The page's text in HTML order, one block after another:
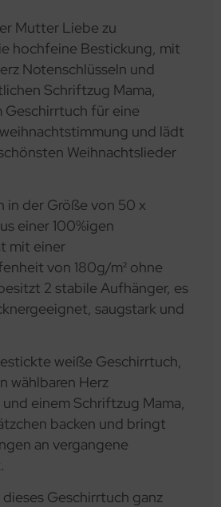
Mutter Liebe zu
hochfeine Bestickung, mit
Notenschlüsseln und
Schriftzug Mama,
Geschirrtuch für eine
und lädt
Weihnachtslieder
in der Größe von 50 x
einer 100%igen
mit einer
von 180g/m² ohne
2 stabile Aufhänger, es
saugstark und
weiße Geschirrtuch,
wählbaren Herz
einem Schriftzug Mama,
backen und bringt
an vergangene
Geschirrtuch ganz